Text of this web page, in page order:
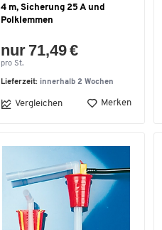
4 m, Sicherung 25 A und
Polklemmen
nur 71,49 €
pro St.
Lieferzeit: innerhalb 2 Wochen
Vergleichen Merken